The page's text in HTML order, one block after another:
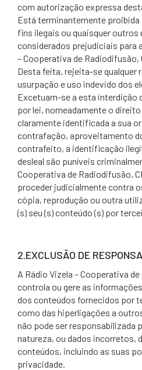
com autorização expressa
Está terminantemente
fins ilegais ou quaisquer outros
considerados prejudiciais para
– Cooperativa de Radiodifusão,
Desta feita, rejeita-se qualquer
usurpação e uso indevido dos
Excetuam-se a esta interdição
por lei, nomeadamente o
claramente identificada a sua
contrafação, aproveitamento
contrafeito, a identificação
desleal são puníveis
Cooperativa de Radiodifusão,
proceder judicialmente contra
cópia, reprodução ou outra
(s) seu (s) conteúdo (s) por
2.EXCLUSÃO DE
A Rádio Vizela – Cooperativa
controla ou gere as
dos conteúdos fornecidos por
como das hiperligações a
não pode ser responsabilizada
natureza, ou dados incorretos,
conteúdos, incluindo as suas
privacidade.